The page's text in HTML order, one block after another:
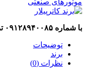
با شماره ۰۹۱۲۸۹۴۰۰۸۵ تماس بگیرید
توضیحات
برند
نظرات (0)